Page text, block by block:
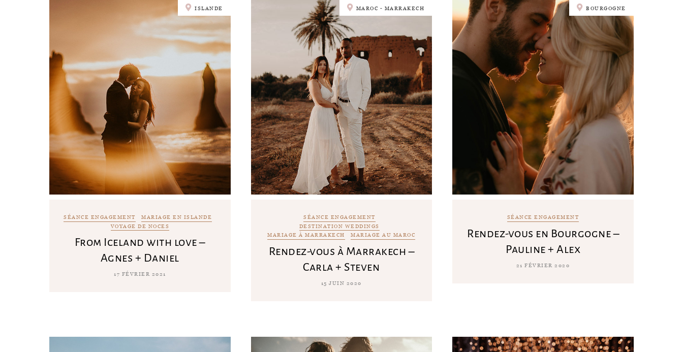
ISLANDE
SÉANCE ENGAGEMENT
MARIAGE EN ISLANDE
VOYAGE DE NOCES
From Iceland with love –
Agnes + Daniel
17 FÉVRIER 2021
MAROC - MARRAKECH
SÉANCE ENGAGEMENT
DESTINATION WEDDINGS
MARIAGE À MARRAKECH
MARIAGE AU MAROC
Rendez-vous à Marrakech –
Carla + Steven
15 JUIN 2020
BOURGOGNE
SÉANCE ENGAGEMENT
Rendez-vous en Bourgogne –
Pauline + Alex
21 FÉVRIER 2020